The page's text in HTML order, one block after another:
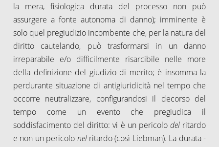
la mera, fisiologica durata del processo non può
assurgere a fonte autonoma di danno); imminente è
solo quel pregiudizio incombente che, per la natura del
diritto cautelando, può trasformarsi in un danno
irreparabile e/o difficilmente risarcibile nelle more
della definizione del giudizio di merito; è insomma la
perdurante situazione di antigiuridicità nel tempo che
occorre neutralizzare, configurandosi il decorso del
tempo come un evento che pregiudica il
soddisfacimento del diritto: vi è un pericolo delritardo
e non un pericolo nelritardo (così Liebman). La durata -